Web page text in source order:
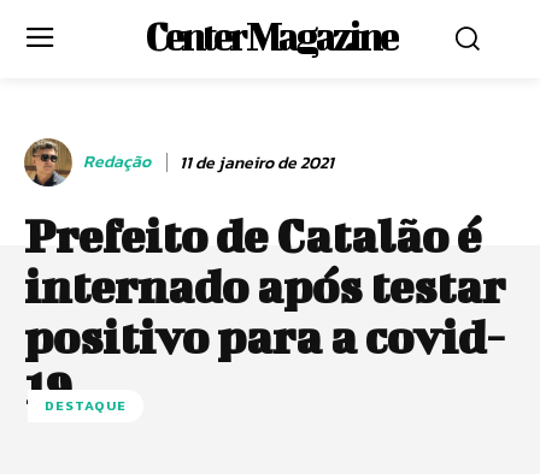
Center Magazine
Redação 11 de janeiro de 2021
Prefeito de Catalão é
internado após testar
positivo para a covid-
19
DESTAQUE